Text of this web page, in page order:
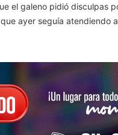
el galeno pidió disculpas
ayer seguía atendiendo